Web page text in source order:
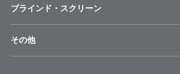
ブラインド・スクリーン
その他